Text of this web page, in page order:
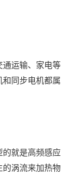
通运输、家电等
同步电机都属
的就是高频感应
的涡流来加热物